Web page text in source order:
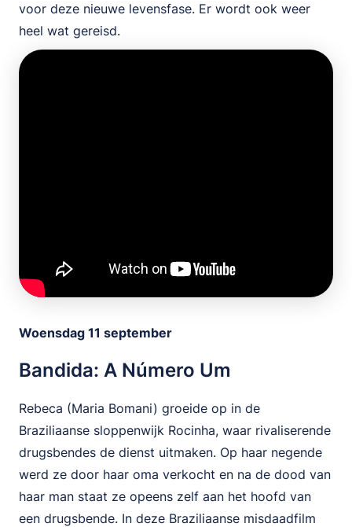
voor deze nieuwe levensfase. Er wordt ook weer
heel wat gereisd.
Woensdag 11 september
Bandida: A Número Um
Rebeca (Maria Bomani) groeide op in de
Braziliaanse sloppenwijk Rocinha, waar rivaliserende
drugsbendes de dienst uitmaken. Op haar negende
werd ze door haar oma verkocht en na de dood van
haar man staat ze opeens zelf aan het hoofd van
een drugsbende. In deze Braziliaanse misdaadfilm